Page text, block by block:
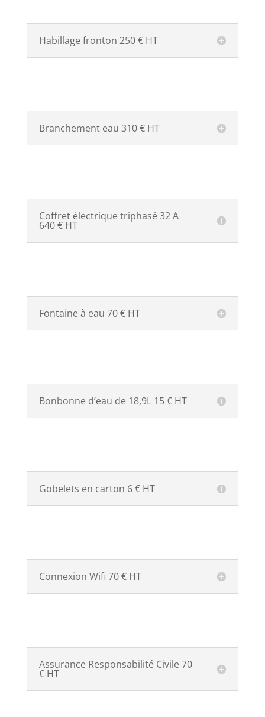
Habillage fronton 250 € HT
Branchement eau 310 € HT
Coffret électrique triphasé 32 A
640 € HT
Fontaine à eau 70 € HT
Bonbonne d’eau de 18,9L 15 € HT
Gobelets en carton 6 € HT
Connexion Wifi 70 € HT
Assurance Responsabilité Civile 70
€ HT